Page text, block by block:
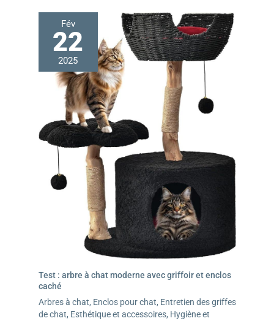
Fév
22
2025
Test : arbre à chat moderne avec griffoir et enclos
caché
Arbres à chat, Enclos pour chat, Entretien des griffes
de chat, Esthétique et accessoires, Hygiène et